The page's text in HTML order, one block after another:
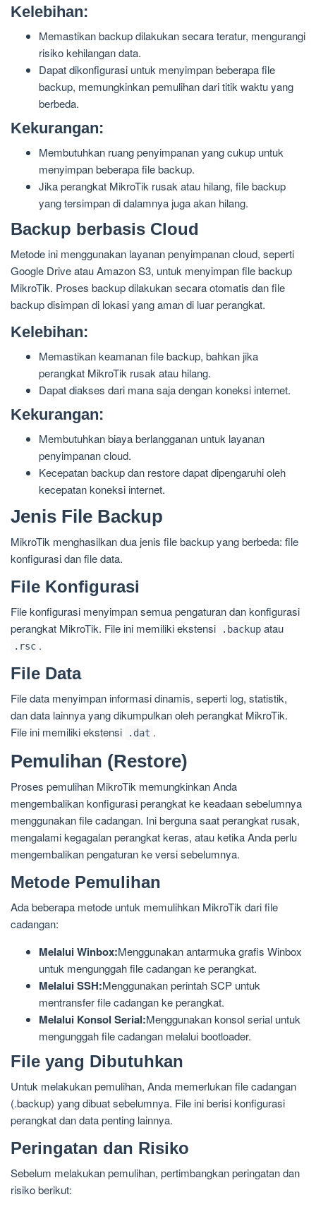
Kelebihan:
Memastikan backup dilakukan secara teratur, mengurangi
risiko kehilangan data.
Dapat dikonfigurasi untuk menyimpan beberapa file
backup, memungkinkan pemulihan dari titik waktu yang
berbeda.
Kekurangan:
Membutuhkan ruang penyimpanan yang cukup untuk
menyimpan beberapa file backup.
Jika perangkat MikroTik rusak atau hilang, file backup
yang tersimpan di dalamnya juga akan hilang.
Backup berbasis Cloud
Metode ini menggunakan layanan penyimpanan cloud, seperti
Google Drive atau Amazon S3, untuk menyimpan file backup
MikroTik. Proses backup dilakukan secara otomatis dan file
backup disimpan di lokasi yang aman di luar perangkat.
Kelebihan:
Memastikan keamanan file backup, bahkan jika
perangkat MikroTik rusak atau hilang.
Dapat diakses dari mana saja dengan koneksi internet.
Kekurangan:
Membutuhkan biaya berlangganan untuk layanan
penyimpanan cloud.
Kecepatan backup dan restore dapat dipengaruhi oleh
kecepatan koneksi internet.
Jenis File Backup
MikroTik menghasilkan dua jenis file backup yang berbeda: file
konfigurasi dan file data.
File Konfigurasi
File konfigurasi menyimpan semua pengaturan dan konfigurasi
perangkat MikroTik. File ini memiliki ekstensi
.backup atau
.rsc .
File Data
File data menyimpan informasi dinamis, seperti log, statistik,
dan data lainnya yang dikumpulkan oleh perangkat MikroTik.
File ini memiliki ekstensi
.dat .
Pemulihan (Restore)
Proses pemulihan MikroTik memungkinkan Anda
mengembalikan konfigurasi perangkat ke keadaan sebelumnya
menggunakan file cadangan. Ini berguna saat perangkat rusak,
mengalami kegagalan perangkat keras, atau ketika Anda perlu
mengembalikan pengaturan ke versi sebelumnya.
Metode Pemulihan
Ada beberapa metode untuk memulihkan MikroTik dari file
cadangan:
Melalui Winbox:Menggunakan antarmuka grafis Winbox
untuk mengunggah file cadangan ke perangkat.
Melalui SSH:Menggunakan perintah SCP untuk
mentransfer file cadangan ke perangkat.
Melalui Konsol Serial:Menggunakan konsol serial untuk
mengunggah file cadangan melalui bootloader.
File yang Dibutuhkan
Untuk melakukan pemulihan, Anda memerlukan file cadangan
(.backup) yang dibuat sebelumnya. File ini berisi konfigurasi
perangkat dan data penting lainnya.
Peringatan dan Risiko
Sebelum melakukan pemulihan, pertimbangkan peringatan dan
risiko berikut: